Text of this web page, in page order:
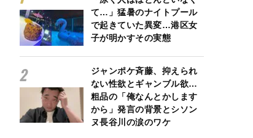
て…」猛暑のナイトプール
で起きていた異変…港区女
子が明かすその実態
ジャンポケ斉藤、抑えられ
ない性欲とギャンブル欲…
粗品の「俺なんとかします
から」発言の背景とシソン
ヌ長谷川の涙のワケ